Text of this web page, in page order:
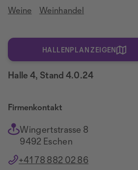
Weine Weinhandel
HALLENPLAN ZEIGEN
Halle 4, Stand 4.0.24
Firmenkontakt
Wingertstrasse 8
9492 Eschen
+41 78 882 02 86